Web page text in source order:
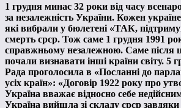
1 грудня минає 32 роки від часу
за незалежність України. Кожен
які вибрали у бюлетені «ТАК,
смерть срср. Тож саме 1 грудня 1991
справжньому незалежною. Саме після
почали визнавати інші країни світу. 5
Рада проголосила в «Посланні до
усіх країн»: «Договір 1922 року про
Україна вважає відносно себе
Україна вийшла зі складу срср